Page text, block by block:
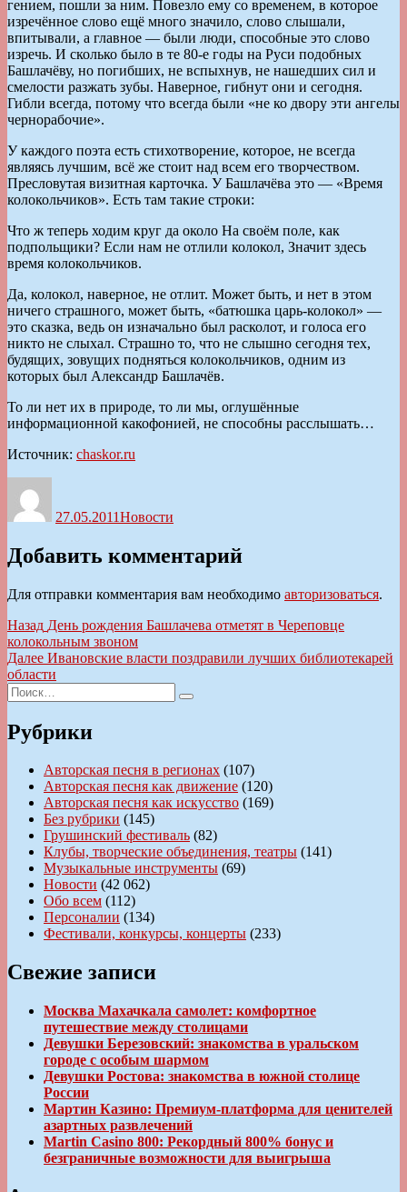
гением, пошли за ним. Повезло ему со временем, в которое
изречённое слово ещё много значило, слово слышали,
впитывали, а главное — были люди, способные это слово
изречь. И сколько было в те 80-е годы на Руси подобных
Башлачёву, но погибших, не вспыхнув, не нашедших сил и
смелости разжать зубы. Наверное, гибнут они и сегодня.
Гибли всегда, потому что всегда были «не ко двору эти ангелы
чернорабочие».
У каждого поэта есть стихотворение, которое, не всегда
являясь лучшим, всё же стоит над всем его творчеством.
Пресловутая визитная карточка. У Башлачёва это — «Время
колокольчиков». Есть там такие строки:
Что ж теперь ходим круг да около На своём поле, как
подпольщики? Если нам не отлили колокол, Значит здесь
время колокольчиков.
Да, колокол, наверное, не отлит. Может быть, и нет в этом
ничего страшного, может быть, «батюшка царь-колокол» —
это сказка, ведь он изначально был расколот, и голоса его
никто не слыхал. Страшно то, что не слышно сегодня тех,
будящих, зовущих подняться колокольчиков, одним из
которых был Александр Башлачёв.
То ли нет их в природе, то ли мы, оглушённые
информационной какофонией, не способны расслышать…
Источник: chaskor.ru
27.05.2011Новости
Добавить комментарий
Для отправки комментария вам необходимо авторизоваться.
Навигация
по
записям
Назад Предыдущая
запись:
День рождения Башлачева отметят в Череповце
колокольным звоном
Далее Следующая
запись:
Ивановские власти поздравили лучших библиотекарей
области
Искать:
Поиск
Рубрики
Авторская песня в регионах (107)
Авторская песня как движение (120)
Авторская песня как искусство (169)
Без рубрики (145)
Грушинский фестиваль (82)
Клубы, творческие объединения, театры (141)
Музыкальные инструменты (69)
Новости (42 062)
Обо всем (112)
Персоналии (134)
Фестивали, конкурсы, концерты (233)
Свежие записи
Москва Махачкала самолет: комфортное
путешествие между столицами
Девушки Березовский: знакомства в уральском
городе с особым шармом
Девушки Ростова: знакомства в южной столице
России
Мартин Казино: Премиум-платформа для ценителей
азартных развлечений
Martin Casino 800: Рекордный 800% бонус и
безграничные возможности для выигрыша